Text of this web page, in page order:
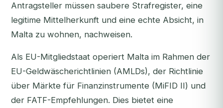
Antragsteller müssen saubere Strafregister, eine
legitime Mittelherkunft und eine echte Absicht, in
Malta zu wohnen, nachweisen.
Als EU-Mitgliedstaat operiert Malta im Rahmen der
EU-Geldwäscherichtlinien (AMLDs), der Richtlinie
über Märkte für Finanzinstrumente (MiFID II) und
der FATF-Empfehlungen. Dies bietet eine